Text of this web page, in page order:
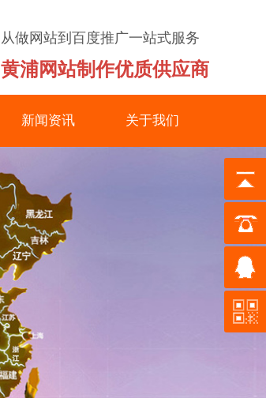
从做网站到百度推广一站式服务
黄浦网站制作优质供应商
新闻资讯 关于我们